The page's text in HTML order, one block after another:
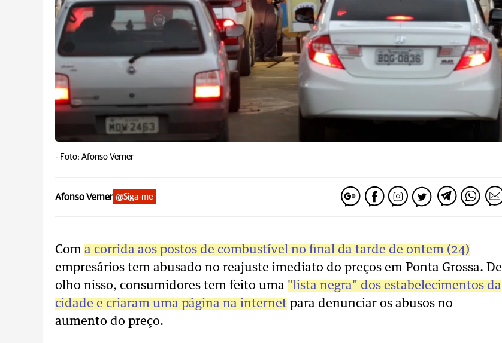
- Foto: Afonso Verner
Afonso Verner @Siga-me
Com a corrida aos postos de combustível no final da tarde de ontem (24)
empresários tem abusado no reajuste imediato do preços em Ponta Grossa. De
olho nisso, consumidores tem feito uma "lista negra" dos estabelecimentos da
cidade e criaram uma página na internet para denunciar os abusos no
aumento do preço.